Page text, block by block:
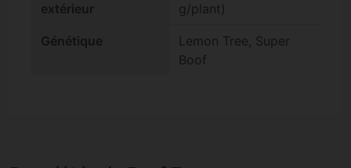
extérieur
g/plant)
Génétique
Lemon Tree, Super
Boof